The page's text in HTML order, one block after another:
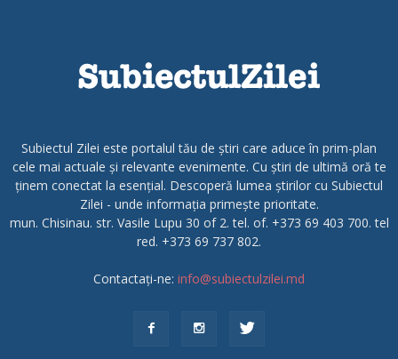
Subiectul Zilei este portalul tău de știri care aduce în prim-plan
cele mai actuale și relevante evenimente. Cu știri de ultimă oră te
ținem conectat la esențial. Descoperă lumea știrilor cu Subiectul
Zilei - unde informația primește prioritate.
mun. Chisinau. str. Vasile Lupu 30 of 2. tel. of. +373 69 403 700. tel
red. +373 69 737 802.
Contactați-ne: info@subiectulzilei.md